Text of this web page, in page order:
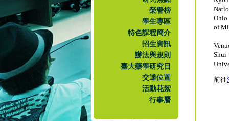
榮譽榜
學生專區
特色課程簡介
招生資訊
辦法與規則
臺大藥學研究日
交通位置
活動花絮
行事曆
Ohio
of
前往